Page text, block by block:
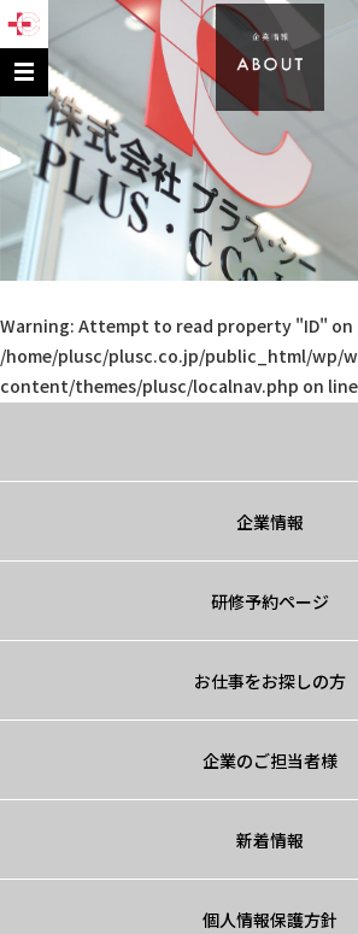
Warning: Attempt to read property "ID" on
/home/plusc/plusc.co.jp/public_html/wp/
content/themes/plusc/localnav.php on line
企業情報
もうひとつのプラス・シー
採用情報
研修予約ページ
お仕事をお探しの方
企業のご担当者様
販売代行サービス
運営代行サービス
新着情報
個人情報保護方針